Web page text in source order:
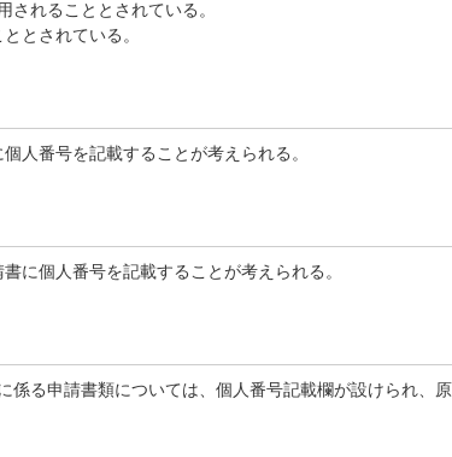
れることとされている。
とされている。
人番号を記載することが考えられる。
に個人番号を記載することが考えられる。
係る申請書類については、個人番号記載欄が設けられ、原